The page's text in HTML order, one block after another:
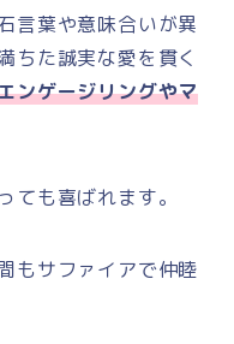
言葉や意味合いが異
ちた誠実な愛を貫く
ンゲージリングやマ
ても喜ばれます。
もサファイアで仲睦